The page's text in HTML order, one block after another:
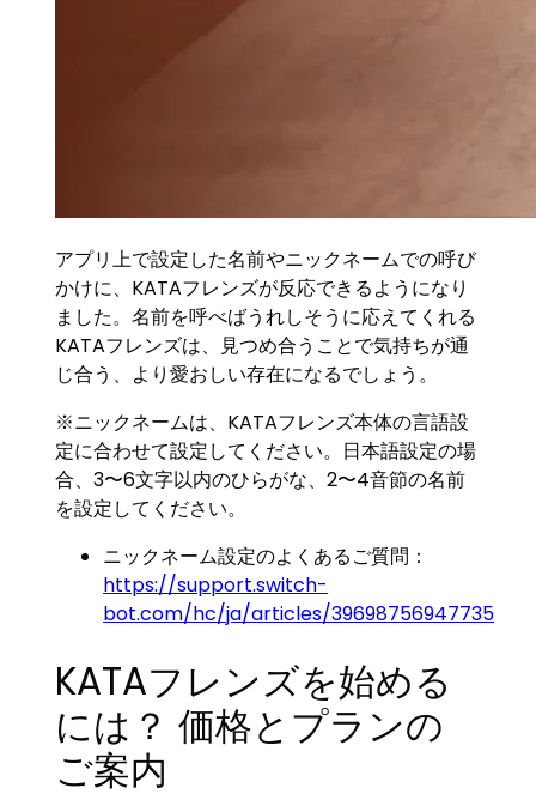
アプリ上で設定した名前やニックネームでの呼び
かけに、KATAフレンズが反応できるようになり
ました。名前を呼べばうれしそうに応えてくれる
KATAフレンズは、見つめ合うことで気持ちが通
じ合う、より愛おしい存在になるでしょう。
※ニックネームは、KATAフレンズ本体の言語設
定に合わせて設定してください。日本語設定の場
合、3〜6文字以内のひらがな、2〜4音節の名前
を設定してください。
ニックネーム設定のよくあるご質問：
https://support.switch-
bot.com/hc/ja/articles/39698756947735
KATAフレンズを始める
には？ 価格とプランの
ご案内